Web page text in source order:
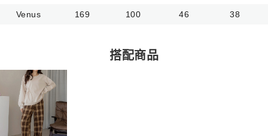
Venus 169 100 46 38
搭配商品